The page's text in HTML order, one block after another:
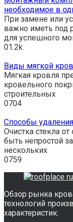
необходимое в
При замене или
важно иметь под
для успешного
01.2k.
Виды мягкой
Мягкая кровля
кровельного
строительных
0704
Способы
Очистка стекла
быть непростой
нескольких
0759
Обзор рынка
технологий
характеристик.